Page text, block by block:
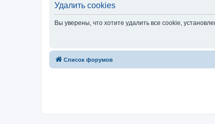
Удалить cookies
Вы уверены, что хотите удалить все cookie,
Список форумов